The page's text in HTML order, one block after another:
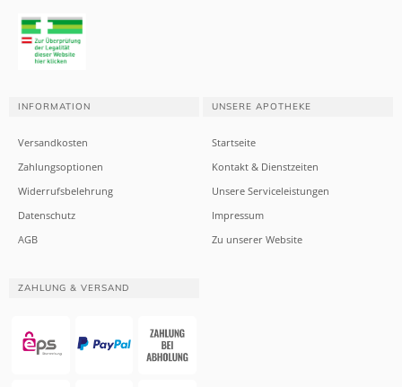
INFORMATION
Versandkosten
Zahlungsoptionen
Widerrufsbelehrung
Datenschutz
AGB
UNSERE APOTHEKE
Startseite
Kontakt & Dienstzeiten
Unsere Serviceleistungen
Impressum
Zu unserer Website
ZAHLUNG & VERSAND